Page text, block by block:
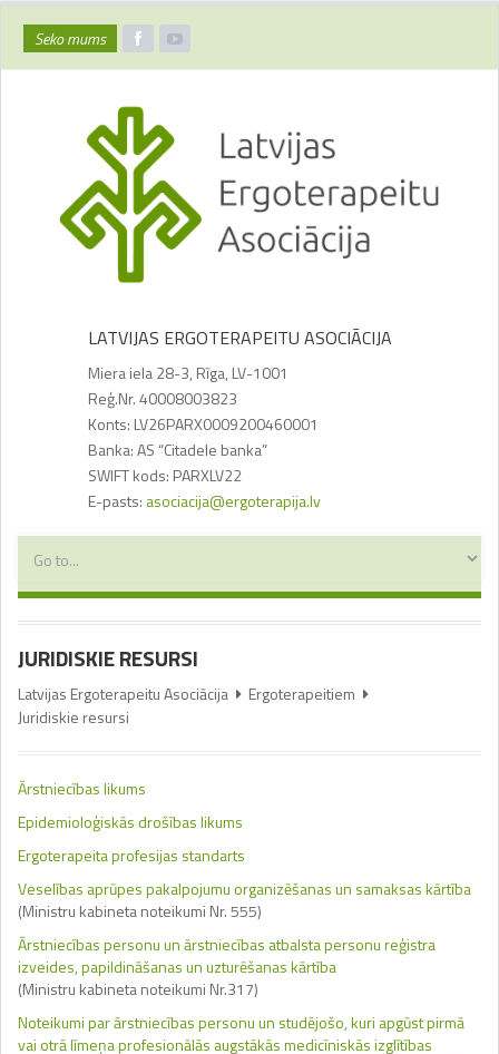
Seko mums
LATVIJAS ERGOTERAPEITU ASOCIĀCIJA
Miera iela 28-3, Rīga, LV-1001
Reģ.Nr. 40008003823
Konts: LV26PARX0009200460001
Banka: AS “Citadele banka”
SWIFT kods: PARXLV22
E-pasts: asociacija@ergoterapija.lv
JURIDISKIE RESURSI
Latvijas Ergoterapeitu Asociācija
Ergoterapeitiem
Juridiskie resursi
Ārstniecības likums
Epidemioloģiskās drošības likums
Ergoterapeita profesijas standarts
Veselības aprūpes pakalpojumu organizēšanas un samaksas kārtība
(Ministru kabineta noteikumi Nr. 555)
Ārstniecības personu un ārstniecības atbalsta personu reģistra
izveides, papildināšanas un uzturēšanas kārtība
(Ministru kabineta noteikumi Nr.317)
Noteikumi par ārstniecības personu un studējošo, kuri apgūst pirmā
vai otrā līmeņa profesionālās augstākās medicīniskās izglītības